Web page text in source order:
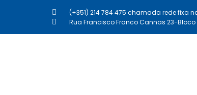
(+351) 214 784 475 chamada rede fixa
Rua Francisco Franco Cannas 23-